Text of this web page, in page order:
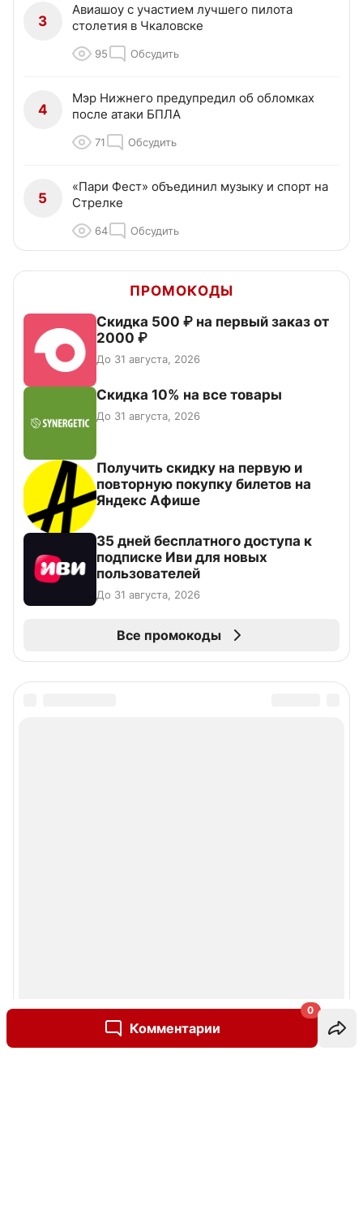
Комментарии
0
3
Авиашоу с участием лучшего пилота
столетия в Чкаловске
95 Обсудить
4
Мэр Нижнего предупредил об обломках
после атаки БПЛА
71 Обсудить
5
«Пари Фест» объединил музыку и спорт на
Стрелке
64 Обсудить
ПРОМОКОДЫ
Скидка 500 ₽ на первый заказ от
2000 ₽
До 31 августа, 2026
Скидка 10% на все товары
До 31 августа, 2026
Получить скидку на первую и
повторную покупку билетов на
Яндекс Афише
35 дней бесплатного доступа к
подписке Иви для новых
пользователей
До 31 августа, 2026
Все промокоды